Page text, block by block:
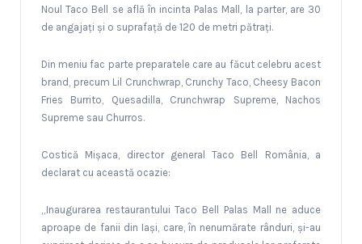
Noul Taco Bell se află în incinta Palas Mall, la parter, are 30
de angajați și o suprafață de 120 de metri pătrați.
Din meniu fac parte preparatele care au făcut celebru acest
brand, precum Lil Crunchwrap, Crunchy Taco, Cheesy Bacon
Fries Burrito, Quesadilla, Crunchwrap Supreme, Nachos
Supreme sau Churros.
Costică Mișaca, director general Taco Bell România, a
declarat cu această ocazie:
„Inaugurarea restaurantului Taco Bell Palas Mall ne aduce
aproape de fanii din Iași, care, în nenumărate rânduri, și-au